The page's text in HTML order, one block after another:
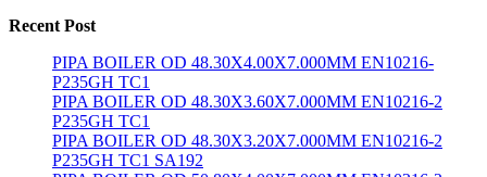
Recent Post
PIPA BOILER OD 48.30X4.00X7.000MM EN10216-
P235GH TC1
PIPA BOILER OD 48.30X3.60X7.000MM EN10216-2
P235GH TC1
PIPA BOILER OD 48.30X3.20X7.000MM EN10216-2
P235GH TC1 SA192